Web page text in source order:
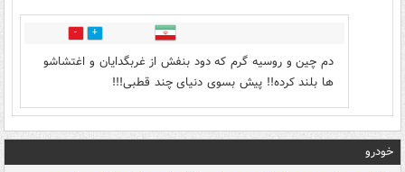
0
دم چین و روسیه گرم که دود بنفش از غربگدایان و اغتشاشو
ها بلند کرده!! پیش بسوی دنیای چند قطبی!!!
خودرو